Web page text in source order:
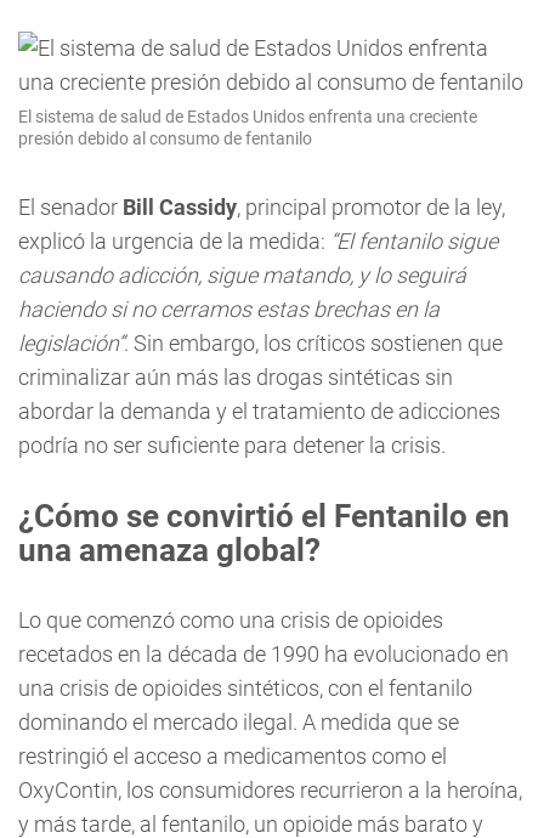
El sistema de salud de Estados Unidos enfrenta una creciente
presión debido al consumo de fentanilo
El senador Bill Cassidy, principal promotor de la ley,
explicó la urgencia de la medida: “El fentanilo sigue
causando adicción, sigue matando, y lo seguirá
haciendo si no cerramos estas brechas en la
legislación”. Sin embargo, los críticos sostienen que
criminalizar aún más las drogas sintéticas sin
abordar la demanda y el tratamiento de adicciones
podría no ser suficiente para detener la crisis.
¿Cómo se convirtió el Fentanilo en
una amenaza global?
Lo que comenzó como una crisis de opioides
recetados en la década de 1990 ha evolucionado en
una crisis de opioides sintéticos, con el fentanilo
dominando el mercado ilegal. A medida que se
restringió el acceso a medicamentos como el
OxyContin, los consumidores recurrieron a la heroína,
y más tarde, al fentanilo, un opioide más barato y